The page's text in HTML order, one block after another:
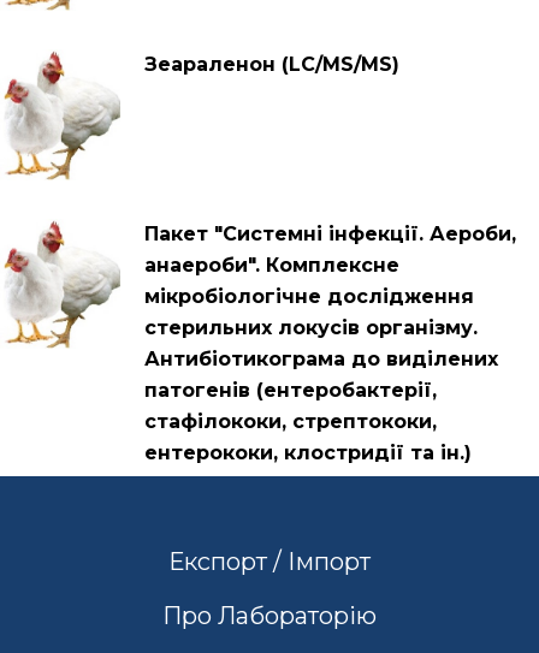
Зеараленон (LC/MS/MS)
Пакет "Системні інфекції. Аероби,
анаероби". Комплексне
мікробіологічне дослідження
стерильних локусів організму.
Антибіотикограма до виділених
патогенів (ентеробактерії,
стафілококи, стрептококи,
ентерококи, клостридії та ін.)
Експорт / Імпорт
Про Лабораторію